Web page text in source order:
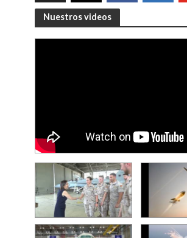
Nuestros videos